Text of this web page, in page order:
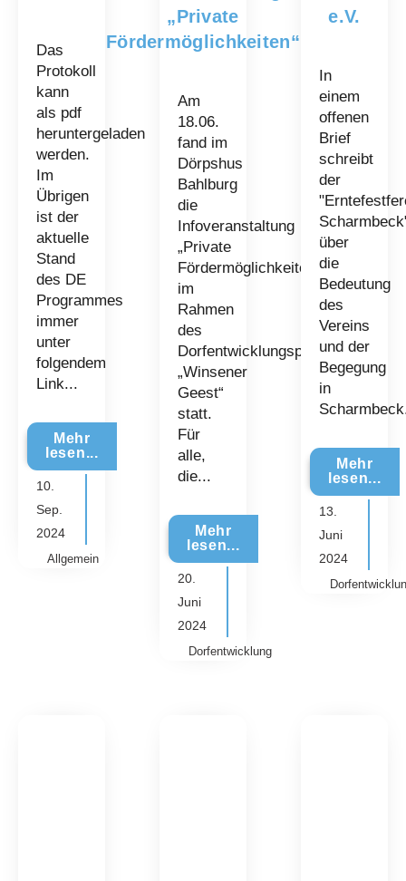
Das
Protokoll
kann
als pdf
heruntergeladen
werden.
Im
Übrigen
ist der
aktuelle
Stand
des DE
Programmes
immer
unter
folgendem
Link...
Mehr
lesen...
10.
Sep.
2024
Allgemein
„Private
Fördermöglichkeiten“
Am
18.06.
fand im
Dörpshus
Bahlburg
die
Infoveranstaltung
„Private
Fördermöglichkeiten“
im
Rahmen
des
Dorfentwicklungsprogrammes
„Winsener
Geest“
statt.
Für
alle,
die...
Mehr
lesen...
20.
Juni
2024
Dorfentwicklung
e.V.
In
einem
offenen
Brief
schreibt
der
über
die
Bedeutung
des
Vereins
und der
Begegung
in
Mehr
lesen...
13.
Juni
2024